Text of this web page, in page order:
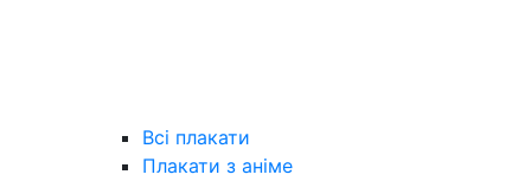
Всі плакати
Плакати з аніме